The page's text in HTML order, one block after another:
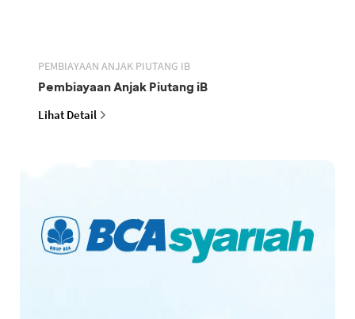
PEMBIAYAAN ANJAK PIUTANG IB
Pembiayaan Anjak Piutang iB
Lihat Detail